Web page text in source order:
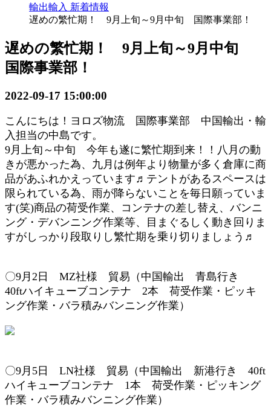
輸出輸入 新着情報
遅めの繁忙期！ 9月上旬～9月中旬 国際事業部！
遅めの繁忙期！ 9月上旬～9月中旬
国際事業部！
2022-09-17 15:00:00
こんにちは！ヨロズ物流 国際事業部 中国輸出・輸
入担当の中島です。
9月上旬～中旬 今年も遂に繁忙期到来！！八月の動
きが悪かった為、九月は例年より物量が多く倉庫に商
品があふれかえっています♬テントがあるスペースは
限られている為、雨が降らないことを毎日願っていま
す(笑)商品の荷受作業、コンテナの差し替え、バンニ
ング・デバンニング作業等、目まぐるしく動き回りま
すがしっかり段取りし繁忙期を乗り切りましょう♬
〇9月2 日 MZ社様 貿易（ 中国輸出 青島行き
40ftハイキューブコンテナ 2本 荷受作業・ ピッキ
ング作業 ・バラ積みバンニング作業 ）
〇9月5 日 LN社様 貿易（ 中国輸出 新港行き 40ft
ハイキューブコンテナ 1本
荷受作業・ ピッキング
作業 ・バラ積みバンニング作業 ）